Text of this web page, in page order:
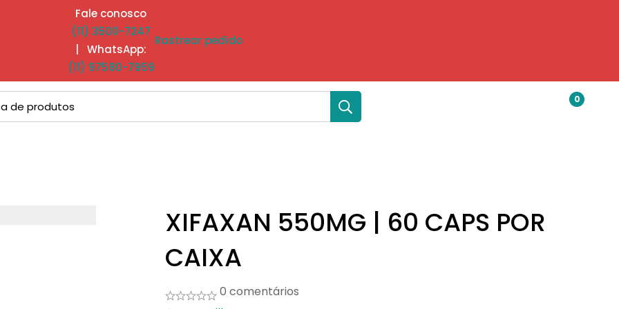
Fale conosco
(11) 3500-7247
| WhatsApp:
(11) 97580-7959
Rastrear pedido
0
XIFAXAN 550MG | 60 CAPS POR
CAIXA
0 comentários